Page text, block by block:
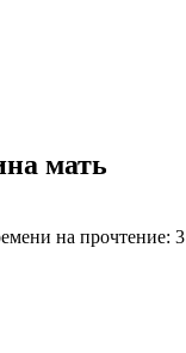
мать
на прочтение: